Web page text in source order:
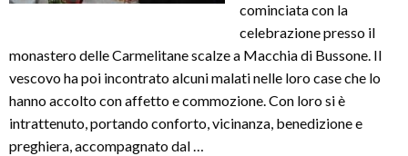
cominciata con la
celebrazione presso il
monastero delle Carmelitane scalze a Macchia di Bussone. Il
vescovo ha poi incontrato alcuni malati nelle loro case che lo
hanno accolto con affetto e commozione. Con loro si è
intrattenuto, portando conforto, vicinanza, benedizione e
preghiera, accompagnato dal …